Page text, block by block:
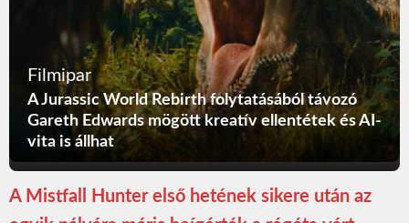
Filmipar
A Jurassic World Rebirth folytatásából távozó
Gareth Edwards mögött kreatív ellentétek és AI-
vita is állhat
A Mistfall Hunter első hetének sikere után az